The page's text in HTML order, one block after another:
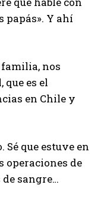
papás». Y ahí
familia, nos
es el
en Chile y
Sé que estuve en
operaciones de
sangre…